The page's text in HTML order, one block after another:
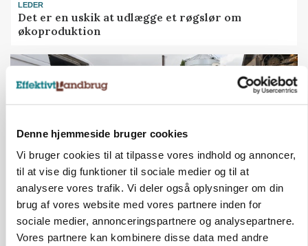
Denne hjemmeside bruger cookies
Vi bruger cookies til at tilpasse vores indhold og annoncer,
til at vise dig funktioner til sociale medier og til at
analysere vores trafik. Vi deler også oplysninger om din
brug af vores website med vores partnere inden for
sociale medier, annonceringspartnere og analysepartnere.
Vores partnere kan kombinere disse data med andre
LEDER
Det er en uskik at udlægge et røgslør om
økoproduktion
PLANTER
På døgnvagt i høsten